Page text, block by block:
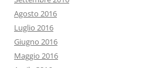
Agosto 2016
Luglio 2016
Giugno 2016
Maggio 2016